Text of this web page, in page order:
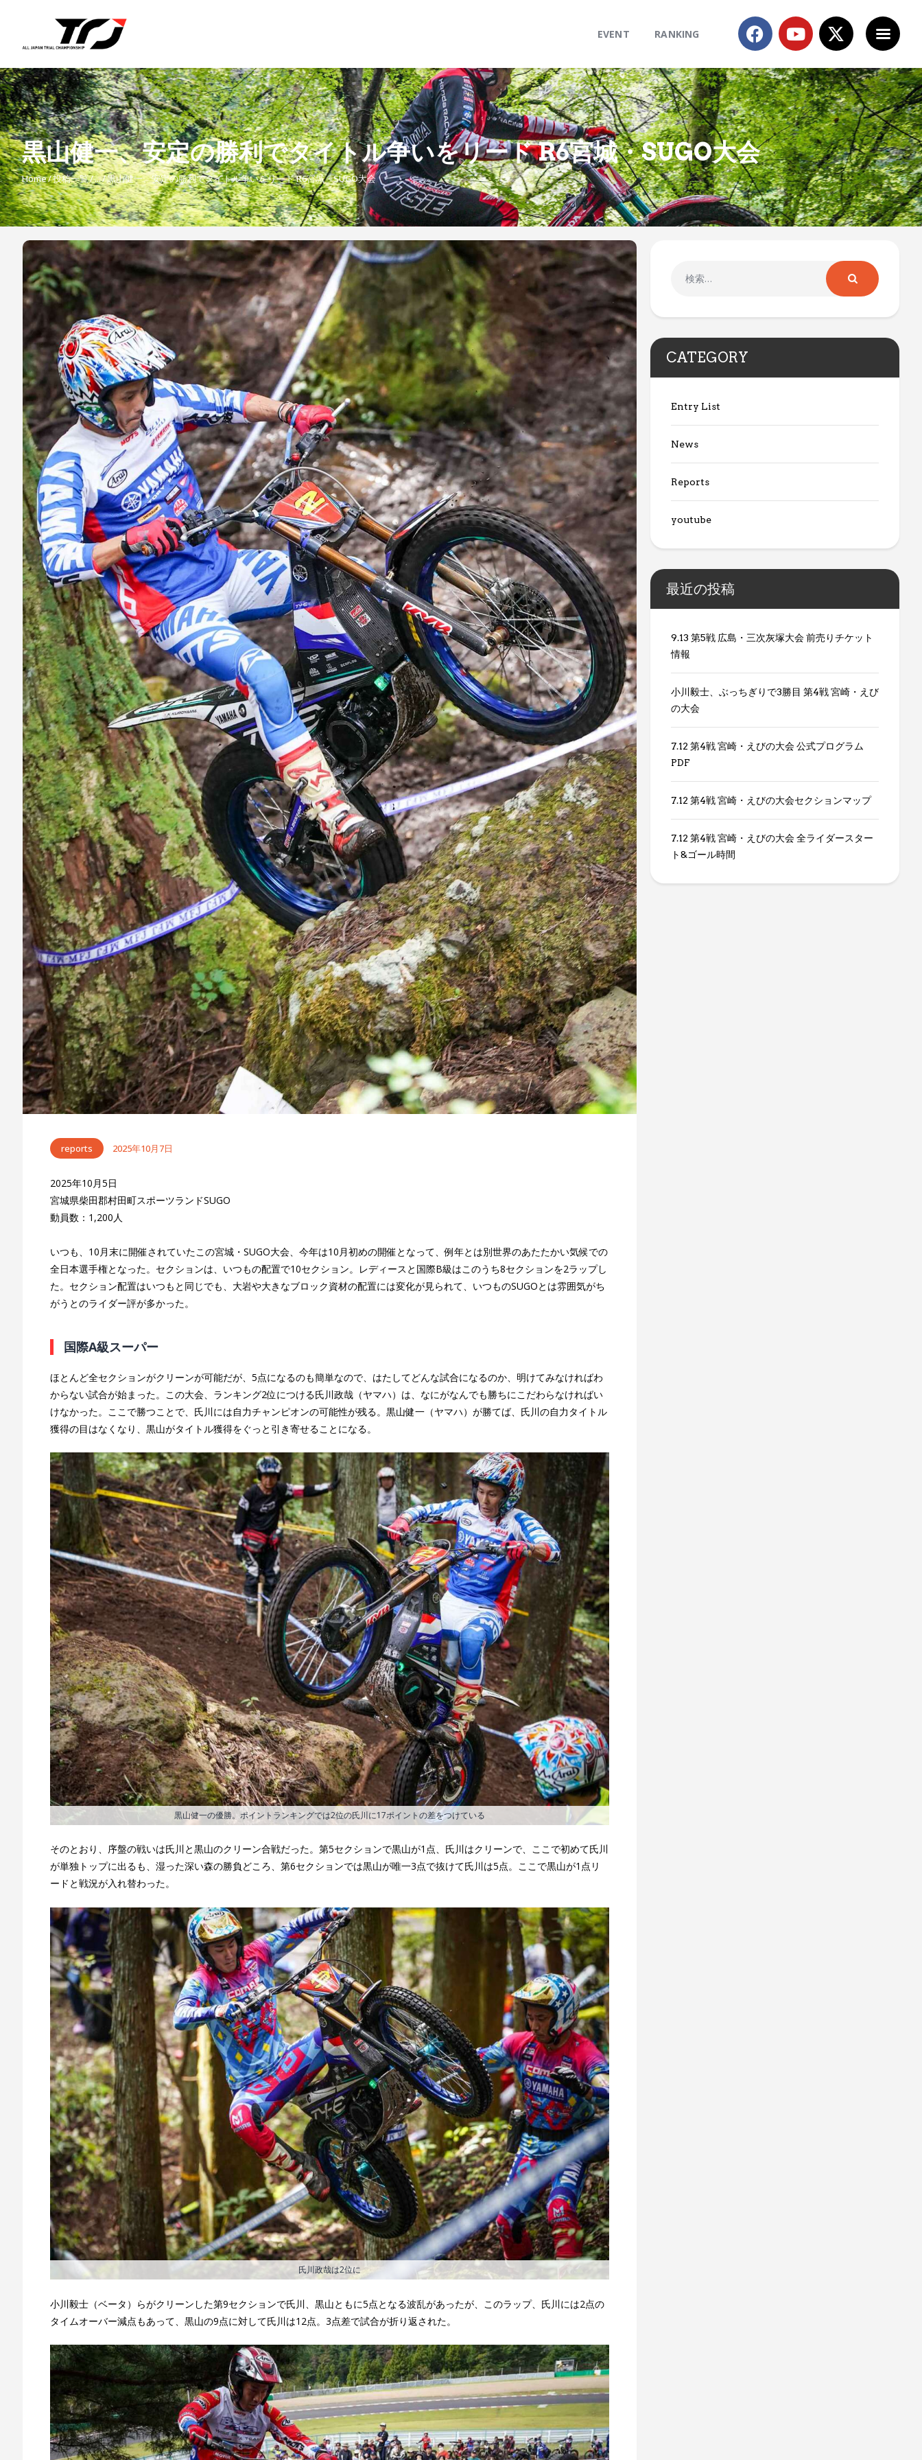
EVENT RANKING
黒山健一、安定の勝利でタイトル争いをリード R6宮城・SUGO大会
Home 投稿一覧 ... 黒山健一、安定の勝利でタイトル争いをリード R6宮城・SUGO大会
MSP Motosports Promotion TOP
reports 2025年10月7日
2025年10月5日
宮城県柴田郡村田町スポーツランドSUGO
動員数：1,200人
いつも、10月末に開催されていたこの宮城・SUGO大会、今年は10月初めの開催となって、例年とは別世界のあたたかい気候での
全日本選手権となった。セクションは、いつもの配置で10セクション。レディースと国際B級はこのうち8セクションを2ラップし
た。セクション配置はいつもと同じでも、大岩や大きなブロック資材の配置には変化が見られて、いつものSUGOとは雰囲気がち
がうとのライダー評が多かった。
国際A級スーパー
ほとんど全セクションがクリーンが可能だが、5点になるのも簡単なので、はたしてどんな試合になるのか、明けてみなければわ
からない試合が始まった。この大会、ランキング2位につける氏川政哉（ヤマハ）は、なにがなんでも勝ちにこだわらなければい
けなかった。ここで勝つことで、氏川には自力チャンピオンの可能性が残る。黒山健一（ヤマハ）が勝てば、氏川の自力タイトル
獲得の目はなくなり、黒山がタイトル獲得をぐっと引き寄せることになる。
黒山健一の優勝。ポイントランキングでは2位の氏川に17ポイントの差をつけている
そのとおり、序盤の戦いは氏川と黒山のクリーン合戦だった。第5セクションで黒山が1点、氏川はクリーンで、ここで初めて氏川
が単独トップに出るも、湿った深い森の勝負どころ、第6セクションでは黒山が唯一3点で抜けて氏川は5点。ここで黒山が1点リ
ードと戦況が入れ替わった。
氏川政哉は2位に
小川毅士（ベータ）らがクリーンした第9セクションで氏川、黒山ともに5点となる波乱があったが、このラップ、氏川には2点の
タイムオーバー減点もあって、黒山の9点に対して氏川は12点。3点差で試合が折り返された。
投
稿
ナ
ビ
ゲ
ー
シ
ョ
ン
CATEGORY
Entry List
News
Reports
youtube
最近の投稿
9.13 第5戦 広島・三次灰塚大会 前売りチケット
情報
小川毅士、ぶっちぎりで3勝目 第4戦 宮崎・えび
の大会
7.12 第4戦 宮崎・えびの大会 公式プログラム
PDF
7.12 第4戦 宮崎・えびの大会セクションマップ
7.12 第4戦 宮崎・えびの大会 全ライダースター
ト&ゴール時間